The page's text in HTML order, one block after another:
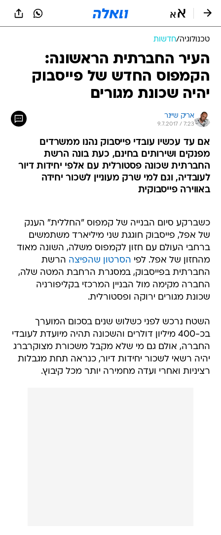
טכנולוגיה/חדשות
העיר החברתית הראשונה:
הקמפוס החדש של פייסבוק
יהיה שכונת מגורים
אריק שיינר
9.7.2017 / 7:23
אם עד עכשיו עובדי פייסבוק נהנו ממשרדים
מפנקים ושירותים בחינם, כעת בונה הרשת
החברתית שכונה פסטורלית עם אלפי יחידות דיור
לעובדיה, וגם למי שרק מעוניין לשכור יחידה
באווירה פייסבוקית
כשברקע סיום הבנייה של קמפוס "החללית" הענק
של אפל, פייסבוק חוגגת שני מיליארד משתמשים
ברחבי העולם עם חזון לקמפוס משלה, השונה מאוד
מהחזון של אפל. לפי הסרטון שהפיצה הרשת
החברתית בפייסבוק, במסגרת הרחבת המטה שלה,
החברה מקימה מול הבניין המרכזי בקליפורניה
שכונת מגורים ירוקה ופסטורלית.
השטח נרכש לפני כשלוש שנים בסכום המוערך
בכ-400 מיליון דולרים והשכונה תהיה מיועדת לעובדי
החברה, אולם גם מי שלא מקבל משכורת מצוקרברג
יהיה רשאי לשכור יחידות דיור, כנראה תחת מגבלות
רציניות ואחרי ועדה מחמירה יותר מכל קיבוץ.